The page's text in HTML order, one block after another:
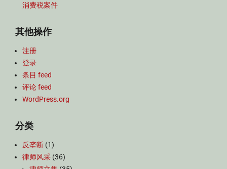
消费税案件
其他操作
注册
登录
条目 feed
评论 feed
WordPress.org
分类
反垄断 (1)
律师风采 (36)